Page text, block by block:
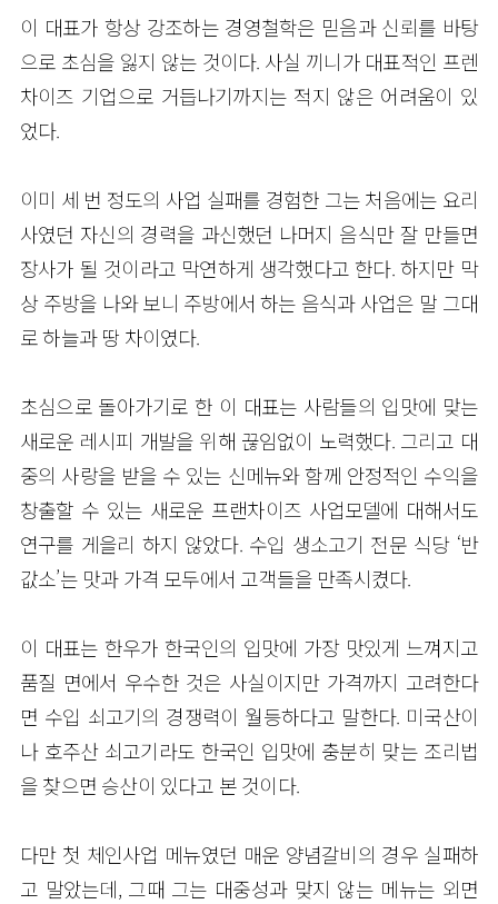
이 대표가 항상 강조하는 경영철학은 믿음과 신뢰를 바탕
으로 초심을 잃지 않는 것이다. 사실 끼니가 대표적인 프렌
차이즈 기업으로 거듭나기까지는 적지 않은 어려움이 있
었다.
이미 세 번 정도의 사업 실패를 경험한 그는 처음에는 요리
사였던 자신의 경력을 과신했던 나머지 음식만 잘 만들면
장사가 될 것이라고 막연하게 생각했다고 한다. 하지만 막
상 주방을 나와 보니 주방에서 하는 음식과 사업은 말 그대
로 하늘과 땅 차이였다.
초심으로 돌아가기로 한 이 대표는 사람들의 입맛에 맞는
새로운 레시피 개발을 위해 끊임없이 노력했다. 그리고 대
중의 사랑을 받을 수 있는 신메뉴와 함께 안정적인 수익을
창출할 수 있는 새로운 프랜차이즈 사업모델에 대해서도
연구를 게을리 하지 않았다. 수입 생소고기 전문 식당 ‘반
값소’는 맛과 가격 모두에서 고객들을 만족시켰다.
이 대표는 한우가 한국인의 입맛에 가장 맛있게 느껴지고
품질 면에서 우수한 것은 사실이지만 가격까지 고려한다
면 수입 쇠고기의 경쟁력이 월등하다고 말한다. 미국산이
나 호주산 쇠고기라도 한국인 입맛에 충분히 맞는 조리법
을 찾으면 승산이 있다고 본 것이다.
다만 첫 체인사업 메뉴였던 매운 양념갈비의 경우 실패하
고 말았는데, 그때 그는 대중성과 맞지 않는 메뉴는 외면